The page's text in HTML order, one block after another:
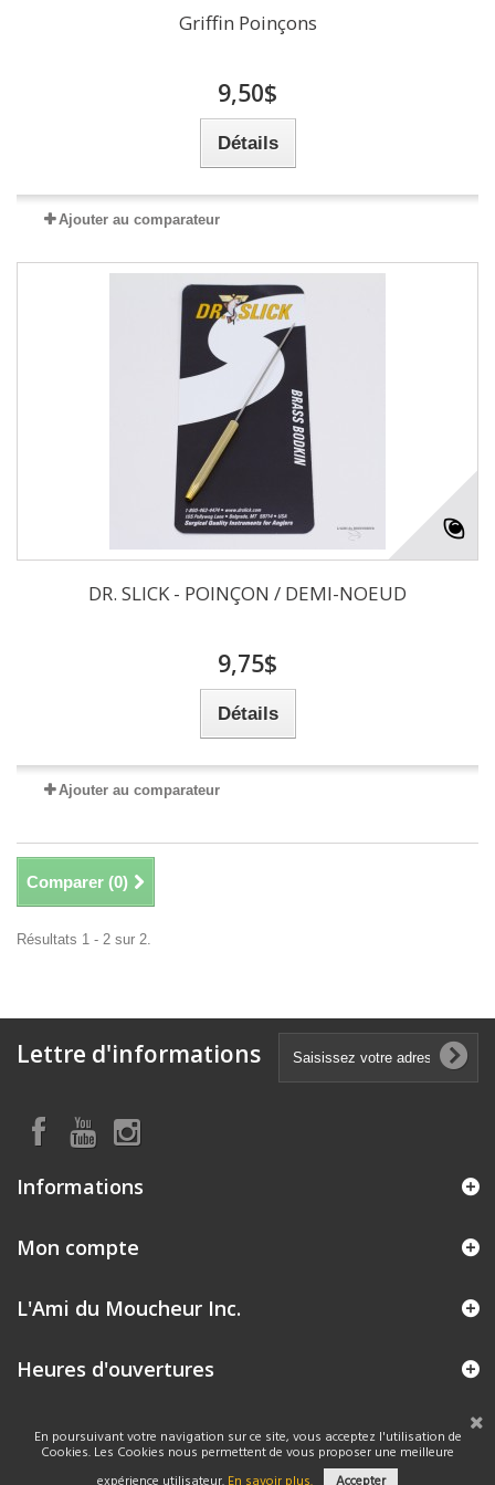
Griffin Poinçons
9,50$
Détails
Ajouter au comparateur
DR. SLICK - POINÇON / DEMI-NOEUD
9,75$
Détails
Ajouter au comparateur
Comparer (0)
Résultats 1 - 2 sur 2.
Lettre d'informations
Informations
Mon compte
L'Ami du Moucheur Inc.
Heures d'ouvertures
En poursuivant votre navigation sur ce site, vous acceptez l'utilisation de
Cookies. Les Cookies nous permettent de vous proposer une meilleure